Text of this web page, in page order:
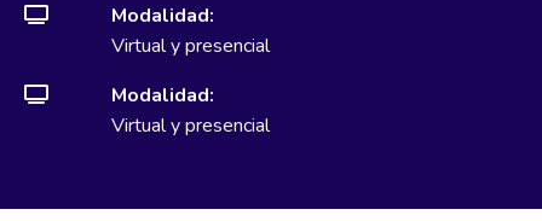
Modalidad:
Virtual y presencial
Modalidad:
Virtual y presencial